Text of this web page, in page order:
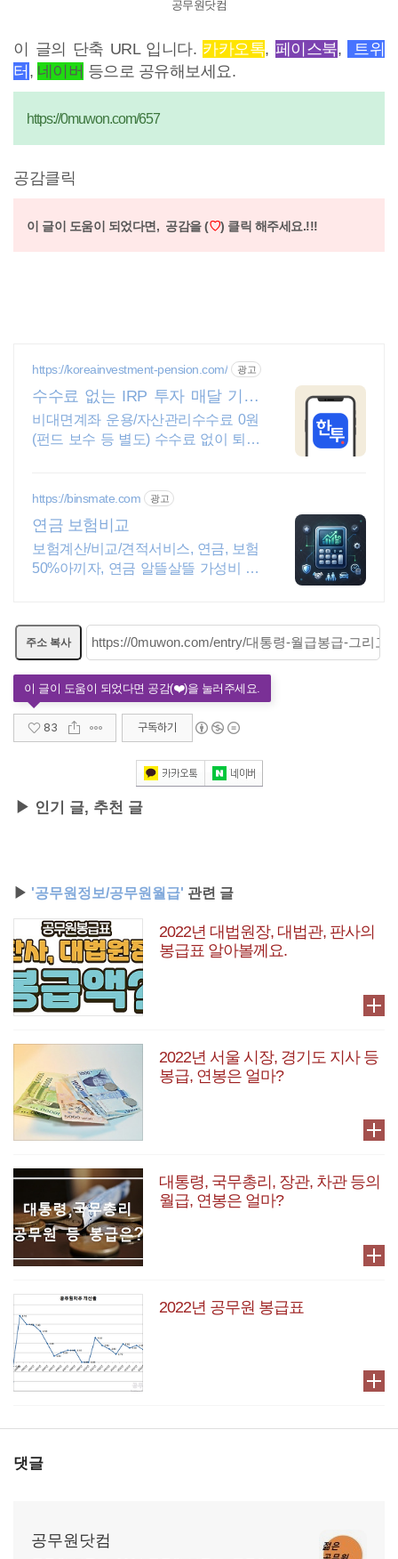
공무원닷컴
이 글의 단축 URL 입니다. 카카오톡, 페이스북,
트위
터 , 네이버 등으로 공유해보세요.
https://0muwon.com/657
공감클릭
이 글이 도움이 되었다면, 공감을 (♡) 클릭 해주세요.!!!
https://koreainvestment-pension.com/ 광고
수수료 없는 IRP 투자 매달 기대
되는 연금 생활
비대면계좌 운용/자산관리수수료 0원
(펀드 보수 등 별도) 수수료 없이 퇴직
https://binsmate.com 광고
연금 보험비교
보험계산/비교/견적서비스, 연금, 보험
50%아끼자, 연금 알뜰살뜰 가성비 보
주소 복사
83 구독하기
▶ 인기 글, 추천 글
▶ '공무원정보/공무원월급' 관련 글
2022년 대법원장, 대법관, 판사의
봉급표 알아볼께요.
2022년 서울 시장, 경기도 지사 등
봉급, 연봉은 얼마?
대통령, 국무총리, 장관, 차관 등의
월급, 연봉은 얼마?
2022년 공무원 봉급표
댓글
공무원닷컴